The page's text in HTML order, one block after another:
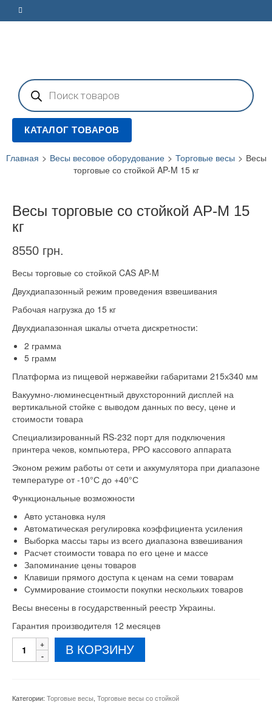
Поиск
товаров
КАТАЛОГ ТОВАРОВ
Главная > Весы весовое оборудование > Торговые весы > Весы
торговые со стойкой AP-M 15 кг
Весы торговые со стойкой AP-M 15
кг
8550 грн.
Весы торговые со стойкой CAS AP-M
Двухдиапазонный режим проведения взвешивания
Рабочая нагрузка до 15 кг
Двухдиапазонная шкалы отчета дискретности:
2 грамма
5 грамм
Платформа из пищевой нержавейки габаритами 215х340 мм
Вакуумно-люминесцентный двухсторонний дисплей на
вертикальной стойке с выводом данных по весу, цене и
стоимости товара
Специализированный RS-232 порт для подключения
принтера чеков, компьютера, РРО кассового аппарата
Эконом режим работы от сети и аккумулятора при диапазоне
температуре от -10°С до +40°С
Функциональные возможности
Авто установка нуля
Автоматическая регулировка коэффициента усиления
Выборка массы тары из всего диапазона взвешивания
Расчет стоимости товара по его цене и массе
Запоминание цены товаров
Клавиши прямого доступа к ценам на семи товарам
Суммирование стоимости покупки нескольких товаров
Весы внесены в государственный реестр Украины.
Гарантия производителя 12 месяцев
Количество
товара
стойкой
В КОРЗИНУ
Категории: Торговые весы, Торговые весы со стойкой